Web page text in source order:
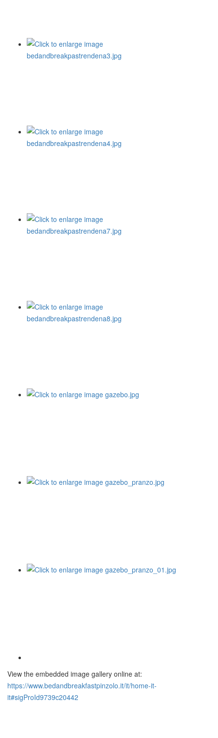
View the embedded image gallery online at:
https://www.bedandbreakfastpinzolo.it/it/home-it-
it#sigProId9739c20442